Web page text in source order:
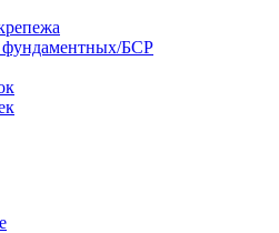
фундаментных/БСР